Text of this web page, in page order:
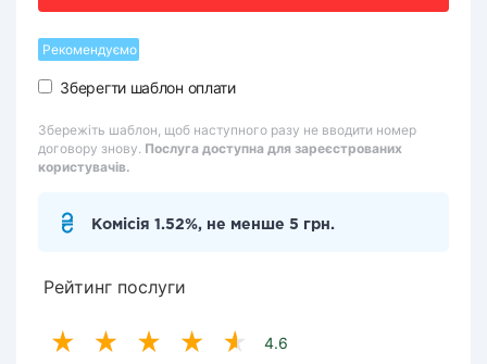
Рекомендуємо
Зберегти шаблон оплати
Збережіть шаблон, щоб наступного разу не вводити номер
договору знову. Послуга доступна для зареєстрованих
користувачів.
Комісія 1.52%, не менше 5 грн.
Рейтинг послуги
4.6